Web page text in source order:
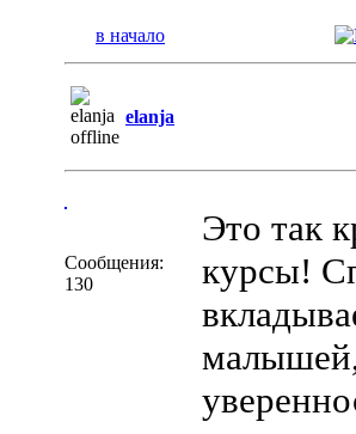
в начало
elanja
Сообщения:
130
Это так
курсы!